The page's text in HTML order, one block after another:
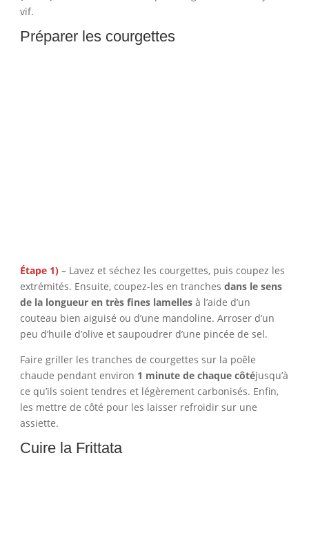
vif.
Préparer les courgettes
Étape 1)– Lavez et séchez les courgettes, puis coupez les
extrémités. Ensuite, coupez-les en tranches dans le sens
de la longueur en très fines lamellesà l’aide d’un
couteau bien aiguisé ou d’une mandoline. Arroser d’un
peu d’huile d’olive et saupoudrer d’une pincée de sel.
Faire griller les tranches de courgettes sur la poêle
chaude pendant environ 1 minute de chaque côtéjusqu’à
ce qu’ils soient tendres et légèrement carbonisés. Enfin,
les mettre de côté pour les laisser refroidir sur une
assiette.
Cuire la Frittata